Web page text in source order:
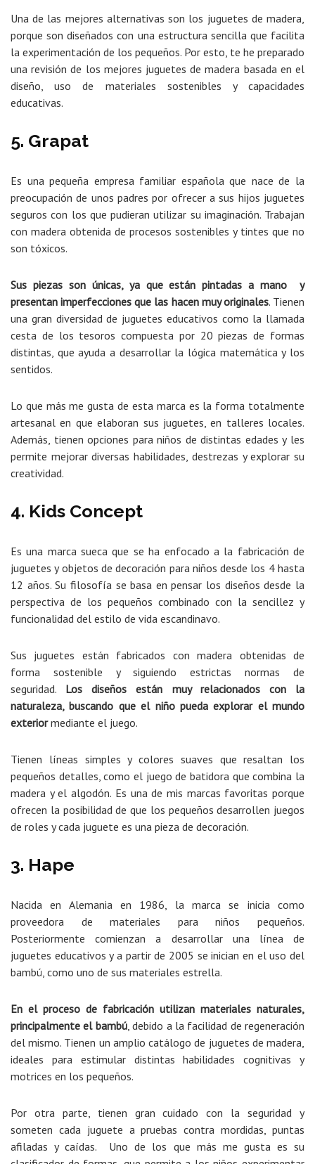
Una de las mejores alternativas son los juguetes de madera,
porque son diseñados con una estructura sencilla que facilita
la experimentación de los pequeños. Por esto, te he preparado
una revisión de los mejores juguetes de madera basada en el
diseño, uso de materiales sostenibles y capacidades
educativas.
5. Grapat
Es una pequeña empresa familiar española que nace de la
preocupación de unos padres por ofrecer a sus hijos juguetes
seguros con los que pudieran utilizar su imaginación. Trabajan
con madera obtenida de procesos sostenibles y tintes que no
son tóxicos.
Sus piezas son únicas, ya que están pintadas a mano y
presentan imperfecciones que las hacen muy originales. Tienen
una gran diversidad de juguetes educativos como la llamada
cesta de los tesoros compuesta por 20 piezas de formas
distintas, que ayuda a desarrollar la lógica matemática y los
sentidos.
Lo que más me gusta de esta marca es la forma totalmente
artesanal en que elaboran sus juguetes, en talleres locales.
Además, tienen opciones para niños de distintas edades y les
permite mejorar diversas habilidades, destrezas y explorar su
creatividad.
4. Kids Concept
Es una marca sueca que se ha enfocado a la fabricación de
juguetes y objetos de decoración para niños desde los 4 hasta
12 años. Su filosofía se basa en pensar los diseños desde la
perspectiva de los pequeños combinado con la sencillez y
funcionalidad del estilo de vida escandinavo.
Sus juguetes están fabricados con madera obtenidas de
forma sostenible y siguiendo estrictas normas de
seguridad. Los diseños están muy relacionados con la
naturaleza, buscando que el niño pueda explorar el mundo
exteriormediante el juego.
Tienen líneas simples y colores suaves que resaltan los
pequeños detalles, como el juego de batidora que combina la
madera y el algodón. Es una de mis marcas favoritas porque
ofrecen la posibilidad de que los pequeños desarrollen juegos
de roles y cada juguete es una pieza de decoración.
3. Hape
Nacida en Alemania en 1986, la marca se inicia como
proveedora de materiales para niños pequeños.
Posteriormente comienzan a desarrollar una línea de
juguetes educativos y a partir de 2005 se inician en el uso del
bambú, como uno de sus materiales estrella.
En el proceso de fabricación utilizan materiales naturales,
principalmente el bambú, debido a la facilidad de regeneración
del mismo. Tienen un amplio catálogo de juguetes de madera,
ideales para estimular distintas habilidades cognitivas y
motrices en los pequeños.
Por otra parte, tienen gran cuidado con la seguridad y
someten cada juguete a pruebas contra mordidas, puntas
afiladas y caídas. Uno de los que más me gusta es su